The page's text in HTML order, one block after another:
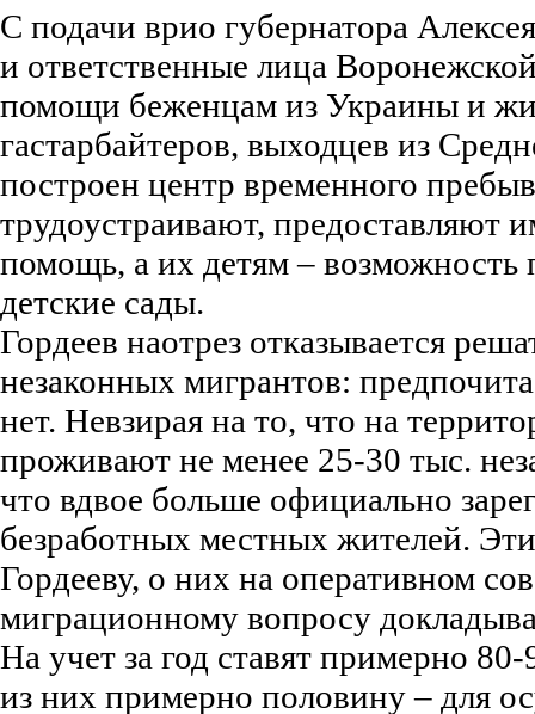
С подачи врио губернатора
и ответственные лица
помощи беженцам из Украины и
гастарбайтеров, выходцев из
построен центр временного
трудоустраивают, предоставляют
помощь, а их детям –
детские сады.
Гордеев наотрез отказывается
незаконных мигрантов:
нет. Невзирая на то, что на
проживают не менее 25-30 тыс.
что вдвое больше официально
безработных местных жителей.
Гордееву, о них на оперативном
миграционному вопросу
На учет за год ставят примерно
из них примерно половину – для